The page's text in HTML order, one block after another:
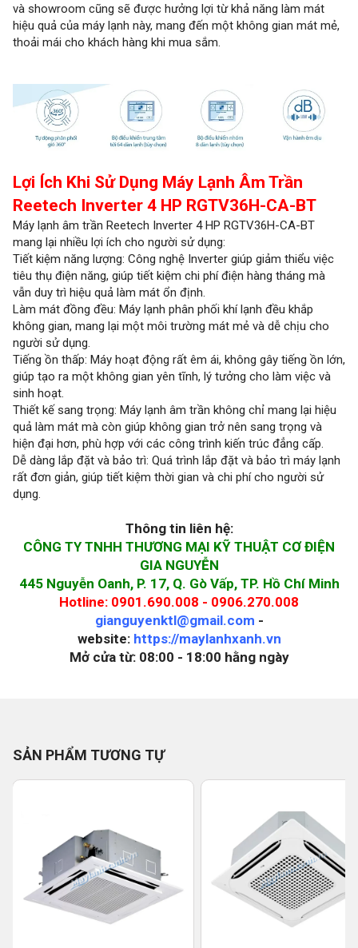
và showroom cũng sẽ được hưởng lợi từ khả năng làm mát
hiệu quả của máy lạnh này, mang đến một không gian mát mẻ,
thoải mái cho khách hàng khi mua sắm.
Lợi Ích Khi Sử Dụng Máy Lạnh Âm Trần
Reetech Inverter 4 HP RGTV36H-CA-BT
Máy lạnh âm trần Reetech Inverter 4 HP RGTV36H-CA-BT
mang lại nhiều lợi ích cho người sử dụng:
Tiết kiệm năng lượng: Công nghệ Inverter giúp giảm thiểu việc
tiêu thụ điện năng, giúp tiết kiệm chi phí điện hàng tháng mà
vẫn duy trì hiệu quả làm mát ổn định.
Làm mát đồng đều: Máy lạnh phân phối khí lạnh đều khắp
không gian, mang lại một môi trường mát mẻ và dễ chịu cho
người sử dụng.
Tiếng ồn thấp: Máy hoạt động rất êm ái, không gây tiếng ồn lớn,
giúp tạo ra một không gian yên tĩnh, lý tưởng cho làm việc và
sinh hoạt.
Thiết kế sang trọng: Máy lạnh âm trần không chỉ mang lại hiệu
quả làm mát mà còn giúp không gian trở nên sang trọng và
hiện đại hơn, phù hợp với các công trình kiến trúc đẳng cấp.
Dễ dàng lắp đặt và bảo trì: Quá trình lắp đặt và bảo trì máy lạnh
rất đơn giản, giúp tiết kiệm thời gian và chi phí cho người sử
dụng.
Thông tin liên hệ:
CÔNG TY TNHH THƯƠNG MẠI KỸ THUẬT CƠ ĐIỆN
GIA NGUYỄN
445 Nguyễn Oanh, P. 17, Q. Gò Vấp, TP. Hồ Chí Minh
Hotline: 0901.690.008 - 0906.270.008
gianguyenktl@gmail.com -
website: https://maylanhxanh.vn
Mở cửa từ: 08:00 - 18:00 hằng ngày
SẢN PHẨM TƯƠNG TỰ